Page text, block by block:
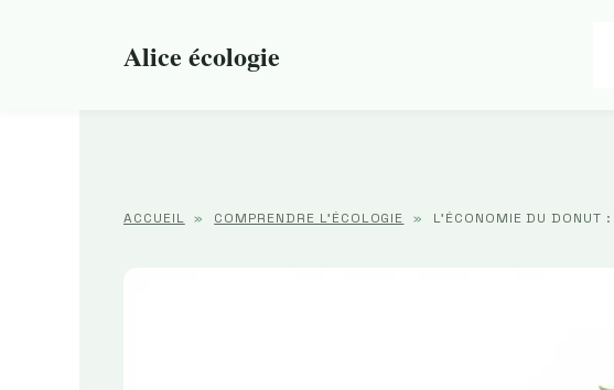
Alice écologie
ACCUEIL » COMPRENDRE L'ÉCOLOGIE » L’ÉCONOMIE DU DONUT